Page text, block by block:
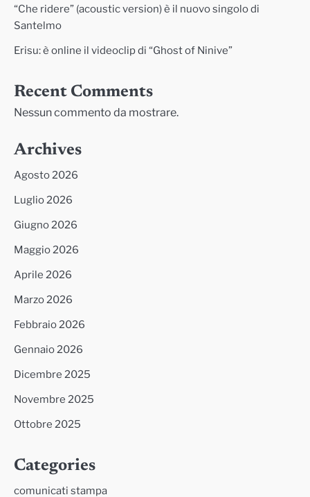
“Che ridere” (acoustic version) è il nuovo singolo di
Santelmo
Erisu: è online il videoclip di “Ghost of Ninive”
Recent Comments
Nessun commento da mostrare.
Archives
Agosto 2026
Luglio 2026
Giugno 2026
Maggio 2026
Aprile 2026
Marzo 2026
Febbraio 2026
Gennaio 2026
Dicembre 2025
Novembre 2025
Ottobre 2025
Categories
comunicati stampa